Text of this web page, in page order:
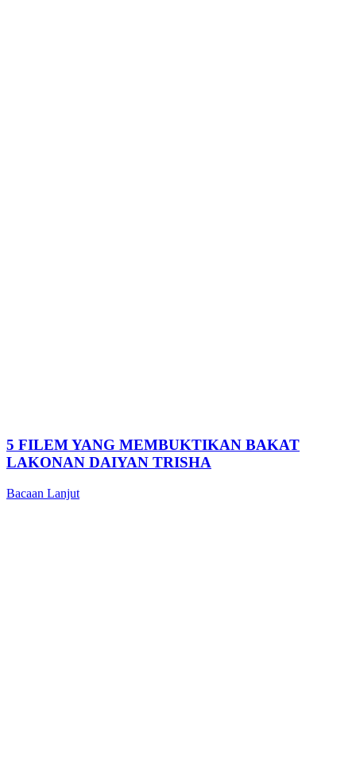
5 FILEM YANG MEMBUKTIKAN BAKAT
LAKONAN DAIYAN TRISHA
Bacaan Lanjut